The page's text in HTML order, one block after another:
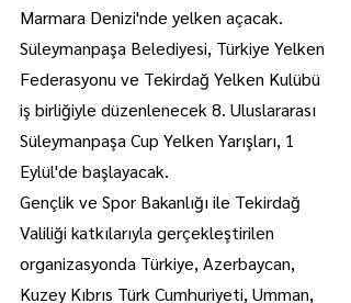
Marmara Denizi'nde yelken açacak.
Süleymanpaşa Belediyesi, Türkiye Yelken
Federasyonu ve Tekirdağ Yelken Kulübü
iş birliğiyle düzenlenecek 8. Uluslararası
Süleymanpaşa Cup Yelken Yarışları, 1
Eylül'de başlayacak.
Gençlik ve Spor Bakanlığı ile Tekirdağ
Valiliği katkılarıyla gerçekleştirilen
organizasyonda Türkiye, Azerbaycan,
Kuzey Kıbrıs Türk Cumhuriyeti, Umman,